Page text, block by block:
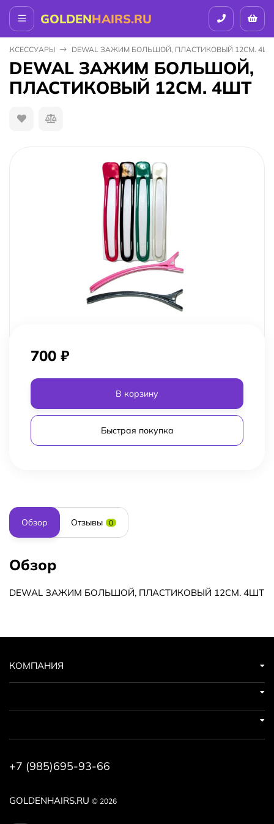
GOLDENHAIRS.RU
АКСЕССУАРЫ DEWAL ЗАЖИМ БОЛЬШОЙ, ПЛАСТИКОВЫЙ 12СМ. 4ШТ
DEWAL ЗАЖИМ БОЛЬШОЙ,
ПЛАСТИКОВЫЙ 12СМ. 4ШТ
700 ₽
В корзину
Быстрая покупка
Обзор Отзывы 0
Обзор
DEWAL ЗАЖИМ БОЛЬШОЙ, ПЛАСТИКОВЫЙ 12СМ. 4ШТ
GOLDENHAIRS.RU © 2026
КОМПАНИЯ
+7 (985)695-93-66